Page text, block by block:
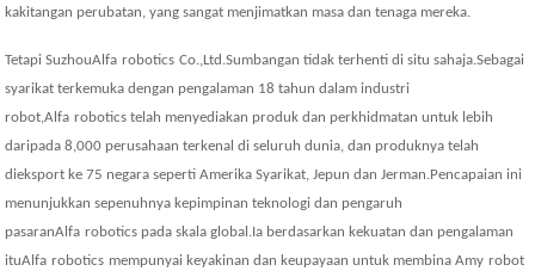
kakitangan perubatan, yang sangat menjimatkan masa dan tenaga mereka.
Tetapi SuzhouAlfa robotics Co.,Ltd.Sumbangan tidak terhenti di situ sahaja.Sebagai
syarikat terkemuka dengan pengalaman 18 tahun dalam industri
robot,Alfa robotics telah menyediakan produk dan perkhidmatan untuk lebih
daripada 8,000 perusahaan terkenal di seluruh dunia, dan produknya telah
dieksport ke 75 negara seperti Amerika Syarikat, Jepun dan Jerman.Pencapaian ini
menunjukkan sepenuhnya kepimpinan teknologi dan pengaruh
pasaranAlfa robotics pada skala global.Ia berdasarkan kekuatan dan pengalaman
ituAlfa robotics mempunyai keyakinan dan keupayaan untuk membina Amy robot